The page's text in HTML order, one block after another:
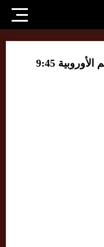
9:45